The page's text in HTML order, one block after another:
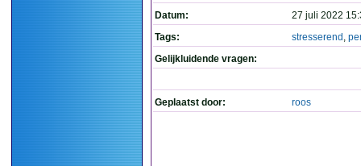
Datum:
27 juli 2022
Tags:
stresserend ,
Gelijkluidende vragen:
Geplaatst door: roos